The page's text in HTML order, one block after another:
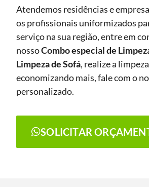
Atendemos residências e
os profissionais uniformizados
serviço na sua região, entre em
nossoCombo especial de
Limpeza de Sofá, realize a
economizando mais, fale com o
personalizado.
SOLICITAR